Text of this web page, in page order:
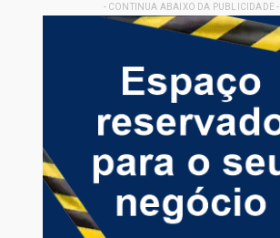
- CONTINUA ABAIXO DA PUBLICIDADE -